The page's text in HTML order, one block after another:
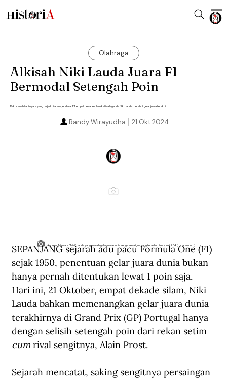
Olahraga
Alkisah Niki Lauda Juara F1
Bermodal Setengah Poin
Rekor aneh tapi nyata yang terjadi di arena jet darat F1 empat dekade silam ketika legenda Niki Lauda merebut gelar juara terakhir.
21 Okt 2024
Randy Wirayudha
Andreas Nikolaus "Niki" Lauda yang meraih gelar juara dunia ketiga sekaligus yang terakhir di musim 1984 (mclaren.com)
SEPANJANG sejarah adu pacu Formula One (F1)
sejak 1950, penentuan gelar juara dunia bukan
hanya pernah ditentukan lewat 1 poin saja.
Hari ini, 21 Oktober, empat dekade silam, Niki
Lauda bahkan memenangkan gelar juara dunia
terakhirnya di Grand Prix (GP) Portugal hanya
dengan selisih setengah poin dari rekan setim
cum rival sengitnya, Alain Prost.
Sejarah mencatat, saking sengitnya persaingan